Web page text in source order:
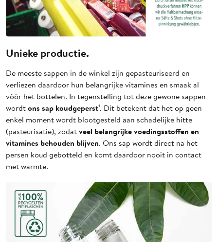
Unieke productie.
De meeste sappen in de winkel zijn gepasteuriseerd en
verliezen daardoor hun belangrijke vitamines en smaak al
vóór het bottelen. In tegenstelling tot deze gewone sappen
wordtons sap koudgeperst¹. Dit betekent dat het op geen
enkel moment wordt blootgesteld aan schadelijke hitte
(pasteurisatie), zodatveel belangrijke voedingsstoffen en
vitamines behouden blijven. Ons sap wordt direct na het
persen koud gebotteld en komt daardoor nooit in contact
met warmte.